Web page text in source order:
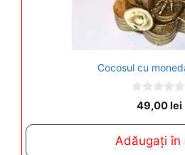
Cocosul cu
o
o
49,00lei
Adăugați în